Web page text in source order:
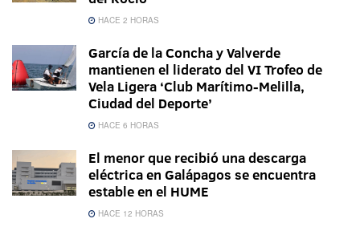
HACE 2 HORAS
García de la Concha y Valverde
mantienen el liderato del VI Trofeo de
Vela Ligera ‘Club Marítimo-Melilla,
Ciudad del Deporte’
HACE 6 HORAS
El menor que recibió una descarga
eléctrica en Galápagos se encuentra
estable en el HUME
HACE 12 HORAS